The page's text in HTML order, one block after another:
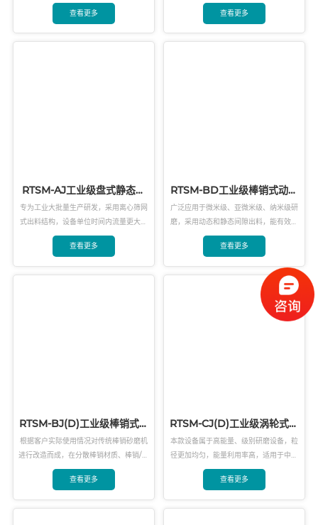
题，从而大大降低机械维护的成本。采用
无筛网离心分离的出料方式，可适配超细
规格直径为0.1-0.2mm氧化锆珠，使得研
查看更多
续的湿法超细研磨设备。其核心工作原理
是通过高速旋转的研磨盘组，带动研磨介
质（如氧化锆珠）产生剧烈的剪切、撞击
查看更多
RTSM-AJ工业级盘式静态砂
磨机
专为工业大批量生产研发，采用离心筛网
式出料结构，设备单位时间内流量更大，
成品产量更高，在工业生产中可实现单机
循环研磨、单机倒缸研磨、双机串联研磨
等不同研磨工艺。优化过的盘式结构及出
查看更多
RTSM-BD工业级棒销式动态
砂磨机
广泛应用于微米级、亚微米级、纳米级研
磨，采用动态和静态间隙出料，能有效处
理中高粘度物料。综合流体力学、机械性
能研发出效能高的棒销转子结构、棒块转
子结构，适用于不同粘度、不同尺寸、不
同研磨细度及不同研磨工艺。
查看更多
RTSM-BJ(D)工业级棒销式静
态砂磨机
根据客户实际使用情况对传统棒销砂磨机
进行改造而成，在分散棒销材质、棒销/棒
销排布、筛网过滤面积等方面有所改进，
相比于传统砂磨机更加适用于工业级大生
产环境下的纳米级研磨要求，研磨效率及
查看更多
RTSM-CJ(D)工业级涡轮式静
态砂磨机
本款设备属于高能量、级别研磨设备，粒
径更加均匀，能量利用率高，适用于中低
黏度、流动性较好的微米级和纳米级粒径
需求的物料的工业级生产。
查看更多